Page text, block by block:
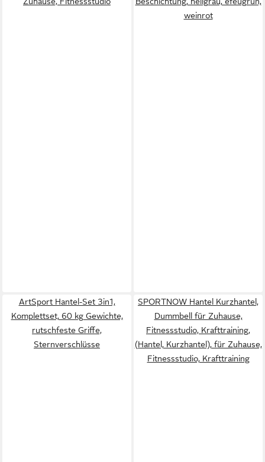
weinrot
ArtSport Hantel-Set 3in1,
Komplettset, 60 kg Gewichte,
rutschfeste Griffe,
Sternverschlüsse
SPORTNOW Hantel Kurzhantel,
Dummbell für Zuhause,
Fitnessstudio, Krafttraining,
(Hantel, Kurzhantel), für Zuhause,
Fitnessstudio, Krafttraining